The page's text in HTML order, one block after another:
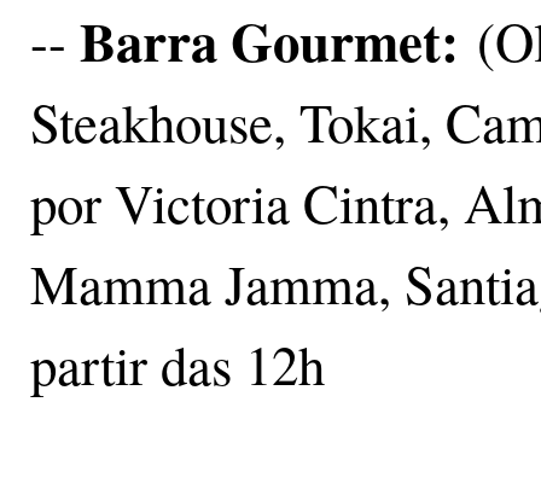
-- Barra Gourmet:
Steakhouse, Tokai,
por Victoria Cintra,
Mamma Jamma,
partir das 12h